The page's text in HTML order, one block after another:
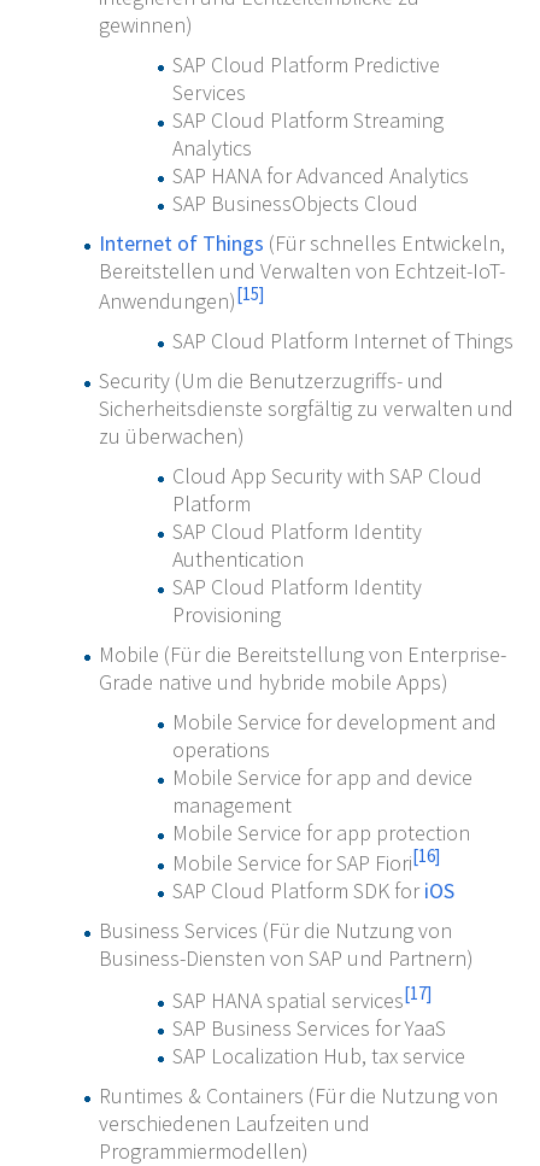
gewinnen)
SAP Cloud Platform Predictive
Services
SAP Cloud Platform Streaming
Analytics
SAP HANA for Advanced Analytics
SAP BusinessObjects Cloud
Internet of Things (Für schnelles Entwickeln,
Bereitstellen und Verwalten von Echtzeit-IoT-
Anwendungen)[15]
SAP Cloud Platform Internet of Things
Security (Um die Benutzerzugriffs- und
Sicherheitsdienste sorgfältig zu verwalten und
zu überwachen)
Cloud App Security with SAP Cloud
Platform
SAP Cloud Platform Identity
Authentication
SAP Cloud Platform Identity
Provisioning
Mobile (Für die Bereitstellung von Enterprise-
Grade native und hybride mobile Apps)
Mobile Service for development and
operations
Mobile Service for app and device
management
Mobile Service for app protection
Mobile Service for SAP Fiori[16]
SAP Cloud Platform SDK foriOS
Business Services (Für die Nutzung von
Business-Diensten von SAP und Partnern)
SAP HANA spatial services[17]
SAP Business Services for YaaS
SAP Localization Hub, tax service
Runtimes & Containers (Für die Nutzung von
verschiedenen Laufzeiten und
Programmiermodellen)